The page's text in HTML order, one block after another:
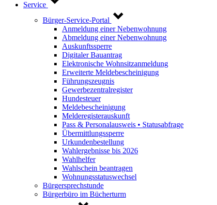
Service
Bürger-Service-Portal
Anmeldung einer Nebenwohnung
Abmeldung einer Nebenwohnung
Auskunftssperre
Digitaler Bauantrag
Elektronische Wohnsitzanmeldung
Erweiterte Meldebescheinigung
Führungszeugnis
Gewerbezentralregister
Hundesteuer
Meldebescheinigung
Melderegisterauskunft
Pass & Personalausweis • Statusabfrage
Übermittlungssperre
Urkundenbestellung
Wahlergebnisse bis 2026
Wahlhelfer
Wahlschein beantragen
Wohnungsstatuswechsel
Bürgersprechstunde
Bürgerbüro im Bücherturm